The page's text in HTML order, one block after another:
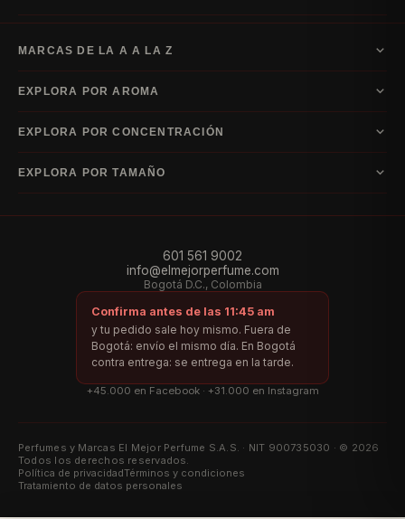
MARCAS DE LA A A LA Z
E–I
EscadaGuerlainHugo BossIssey Miyake
J–L
Ralph Lauren
Yves Saint Laurent
Índice por letra
Marcas de la A a la D Marcas de la E a la IMarcas de la J a la L
Marcas de la M a la R
EXPLORA POR AROMA
AcuáticaAmaderadaCítricoFloral Frutal
EXPLORA POR CONCENTRACIÓN
Eau de CologneEau de Toilette
EXPLORA POR TAMAÑO
601 561 9002
info@elmejorperfume.com
Bogotá D.C., Colombia
Confirma antes de las 11:45 am
y tu pedido sale hoy mismo. Fuera de
Bogotá: envío el mismo día. En Bogotá
contra entrega: se entrega en la tarde.
+45.000 en Facebook · +31.000 en Instagram
Perfumes y Marcas El Mejor Perfume S.A.S. · NIT 900735030 · © 2026
Todos los derechos reservados.
Política de privacidadTérminos y condiciones
Tratamiento de datos personales